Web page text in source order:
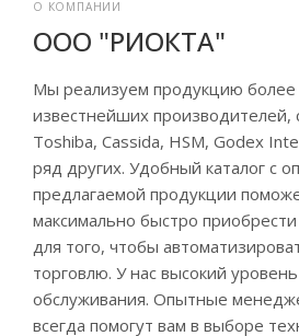
О КОМПАНИИ
ООО "РИОКТА"
Мы реализуем продукцию более
известнейших производителей,
Toshiba, Cassida, HSM, Godex
ряд других. Удобный каталог с
предлагаемой продукции
максимально быстро
для того, чтобы
торговлю. У нас высокий
обслуживания. Опытные
всегда помогут вам в выборе